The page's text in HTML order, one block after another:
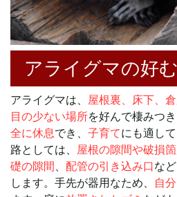
アライグマの好
アライグマは、 屋根裏、床下、
目の少ない場所を好んで棲みつ
全に休息でき、 子育てにも適し
路としては、
屋根の隙間や破損
礎の隙間
配管の引き込み口など
します。手先が器用なため、
自